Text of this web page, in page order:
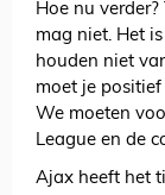
Hoe nu
mag niet. Het
houden niet
moet je positief
We moeten
League en de
Ajax heeft het